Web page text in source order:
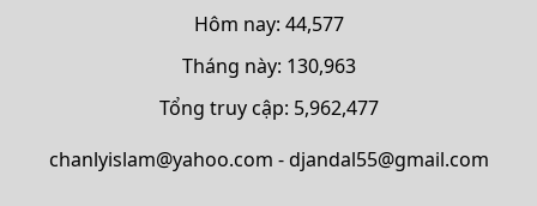
Hôm nay: 44,577
Tháng này: 130,963
Tổng truy cập: 5,962,477
chanlyislam@yahoo.com - djandal55@gmail.com